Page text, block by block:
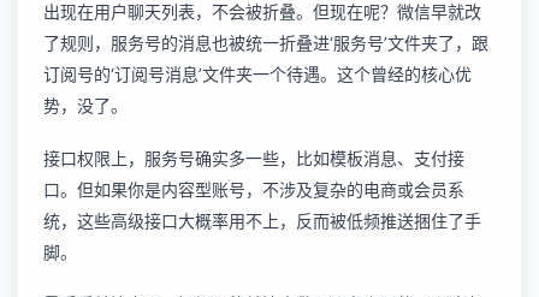
出现在用户聊天列表，不会被折叠。但现在呢？微信早就改
了规则，服务号的消息也被统一折叠进‘服务号’文件夹了，跟
订阅号的‘订阅号消息’文件夹一个待遇。这个曾经的核心优
势，没了。
接口权限上，服务号确实多一些，比如模板消息、支付接
口。但如果你是内容型账号，不涉及复杂的电商或会员系
统，这些高级接口大概率用不上，反而被低频推送捆住了手
脚。